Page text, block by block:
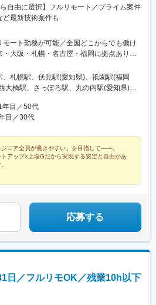
日部駅、大阪駅、京橋駅(大阪府)、ＪＲ難波
駅、北浜駅(大阪府)、肥後橋駅、江坂駅、東
駅、本町駅、南森町駅、神戸駅(兵庫県)、尼
崎公園駅、医療センター駅、西宮駅(ＪＲ
海岸駅、京都駅、西院駅(阪急線)、長岡京
大路駅、上鳥羽口駅、十条駅(京都府・近
、烏丸御池駅、六番町駅、北岡崎駅、今池
ム前矢田駅、高蔵寺駅、柏森駅、知立駅、
愛知県)、金山駅(愛知県)、伏見駅(愛知
、矢場町駅、藤が丘駅(愛知県)、刈谷駅、
刈谷駅、土橋駅(愛知県)、新栄町駅(愛知
三河豊田駅、国府宮駅、国際センター駅、
駅(愛知県)、三郷駅(愛知県)、三河安城
和駅、藤川駅、乙川駅、新金谷駅、三島
静岡県)、藤枝駅、博多駅、小倉駅(福岡
(福岡県)、赤坂駅(福岡県)、天神南駅、渡辺
駅、松山市駅、福山駅、広島駅、横川駅(広
、勝田駅、日立駅、大甕駅、常陸多賀駅、
宇都宮駅、小山駅、太田駅(群馬県)、中央前
牧駅、さっぽろ駅、青森駅、秋田駅、長岡
和西大寺駅、鳥取駅、松江駅、下関駅、徳
西口駅、立川駅、千葉駅、あおば通駅、西
一通り駅、新豊田駅、名古屋駅、名鉄岐阜
大阪梅田駅(阪神線)、神戸三宮駅(阪神)、
自由に選択】フルリモート／プライム案件
ど最新技術案件も
モート勤務が可能／全国どこからでも働け
大阪・札幌・名古屋・福岡に拠点あり】
望を考慮し決定／転居を伴う転勤なし★海
ます■本社：東京都豊島区高田2丁目17-
阪：大阪市西区新町1-6-23 四ツ橋大川ビ
知県名古屋市中区栄2-2-1 広小路伏見中駒
市博多区博多駅前2-19-17 トーカン博多第
札幌駅、伏見駅(愛知県)、祇園駅(福岡
大橋駅、さっぽろ駅、丸の内駅(愛知県)、
年目／50代
目／30代
ジニア全員が働きやすい」を目指して――。
トアップ×上場Gだから実現する安定と自由があ
案件選択制
トOK／年休130日／副業OK応募する
日／フルリモOK／残業10h以下